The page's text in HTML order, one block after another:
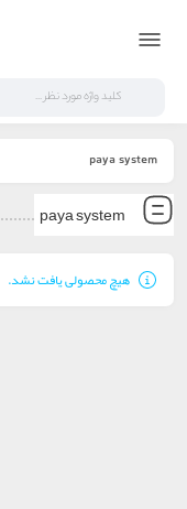
paya system
paya system
هیچ محصولی یافت نشد.